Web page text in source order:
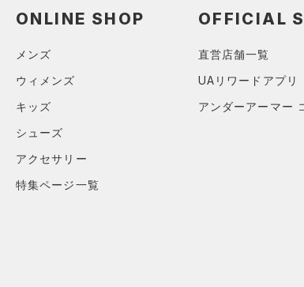
ONLINE SHOP
メンズ
ウィメンズ
キッズ
シューズ
アクセサリー
特集ページ一覧
OFFICIAL
直営店舗一覧
UAリワードアプリ
アンダーアーマー